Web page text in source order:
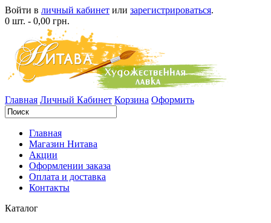
Войти в личный кабинет или зарегистрироваться.
0 шт. - 0,00 грн.
Главная Личный Кабинет Корзина Оформить
Главная
Магазин Нитава
Акции
Оформлении заказа
Оплата и доставка
Контакты
Каталог